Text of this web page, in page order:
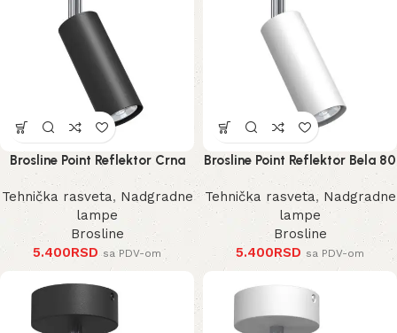
Brosline Point Reflektor Crna
80 mm 170 mm 2284 mm
Tehnička rasveta, Nadgradne
lampe
Brosline
5.400RSD sa PDV-om
Brosline Point Reflektor Bela 80
mm 170 mm 2285 mm
Tehnička rasveta, Nadgradne
lampe
Brosline
5.400RSD sa PDV-om